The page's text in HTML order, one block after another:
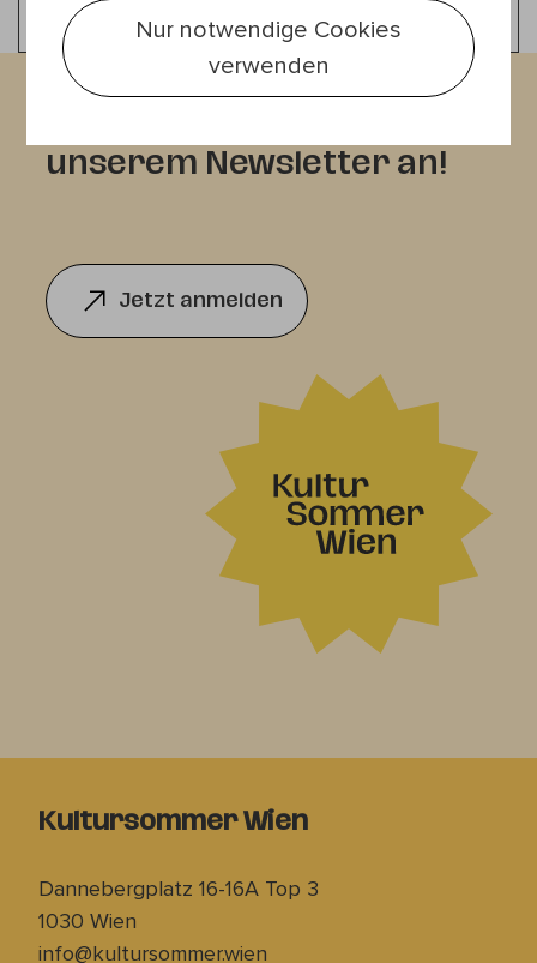
unserem Newsletter an!
Jetzt anmelden
Kultursommer Wien
Dannebergplatz 16-16A Top 3
1030 Wien
info@kultursommer.wien
Nur notwendige Cookies
verwenden